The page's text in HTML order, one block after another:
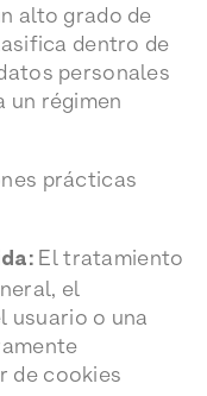
alto grado de
dentro de
personales
un régimen
prácticas
El tratamiento
el
usuario o una
de cookies